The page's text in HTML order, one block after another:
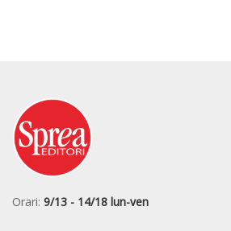
Orari: 9/13 - 14/18 lun-ven